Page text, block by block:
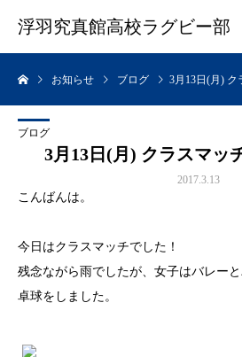
浮羽究真館高校ラグビー部
お知らせ ブログ 3月13日(月) ク
ブログ
3月13日(月) クラスマッ
2017.3.13
こんばんは。
今日はクラスマッチでした！
残念ながら雨でしたが、女子はバレー
卓球をしました。